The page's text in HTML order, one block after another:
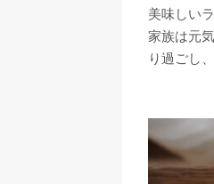
美味しい
家族は元
り過ごし